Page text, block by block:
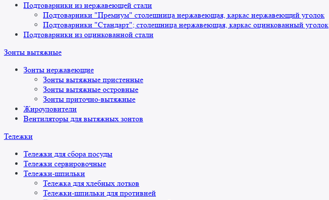
Подтоварники из нержавеющей стали
Подтоварники "Премиум" столешница нержавеющая, каркас нержавеющий уголок
Подтоварники "Стандарт"; столешница нержавеющая, каркас оцинкованный уголок
Подтоварники из оцинкованной стали
Зонты вытяжные
Зонты нержавеющие
Зонты вытяжные пристенные
Зонты вытяжные островные
Зонты приточно-вытяжные
Жироуловители
Вентиляторы для вытяжных зонтов
Тележки
Тележки для сбора посуды
Тележки сервировочные
Тележки-шпильки
Тележка для хлебных лотков
Тележки-шпильки для противней